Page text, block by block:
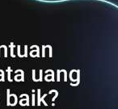
dengan
pernah
kukendalikan
“I’m